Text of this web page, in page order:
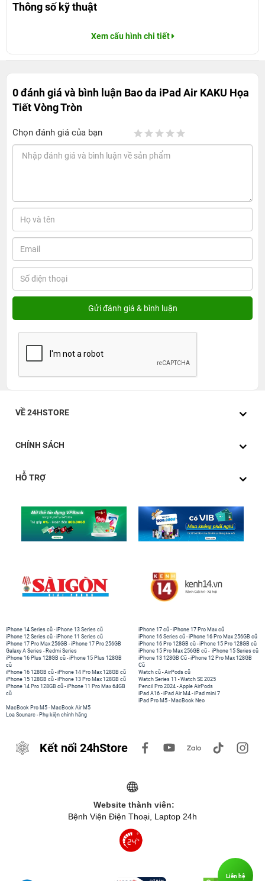
Thông số kỹ thuật
Xem cấu hình chi tiết
0 đánh giá và bình luận Bao da iPad Air KAKU Họa
Tiết Vòng Tròn
Chọn đánh giá của bạn
VỀ 24HSTORE
CHÍNH SÁCH
HỖ TRỢ
iPhone 14 Series cũ -iPhone 13 Series cũ
iPhone 12 Series cũ -iPhone 11 Series cũ
iPhone 17 Pro Max 256GB -iPhone 17 Pro 256GB
Galaxy A Series - Redmi Series
iPhone 17 cũ -iPhone 17 Pro Max cũ
iPhone 16 Series cũ - iPhone 16 Pro Max 256GB cũ
iPhone 16 Pro 128GB cũ -iPhone 15 Pro 128GB cũ
iPhone 15 Pro Max 256GB cũ - iPhone 15 Series cũ
iPhone 16 Plus 128GB cũ -iPhone 15 Plus 128GB
cũ
iPhone 16 128GB cũ -iPhone 14 Pro Max 128GB cũ
iPhone 15 128GB cũ -iPhone 13 Pro Max 128GB cũ
iPhone 14 Pro 128GB cũ -iPhone 11 Pro Max 64GB
cũ
iPhone 13 128GB Cũ -iPhone 12 Pro Max 128GB
Cũ
Watch cũ -AirPods cũ
Watch Series 11 -Watch SE 2025
Pencil Pro 2024 -Apple AirPods
iPad A16 -iPad Air M4 -iPad mini 7
iPad Pro M5 - MacBook Neo
MacBook Pro M5 - MacBook Air M5
Loa Sounarc - Phụ kiện chính hãng
Kết nối 24hStore
Website thành viên:
Bệnh Viện Điện Thoại, Laptop 24h
Liên hệ